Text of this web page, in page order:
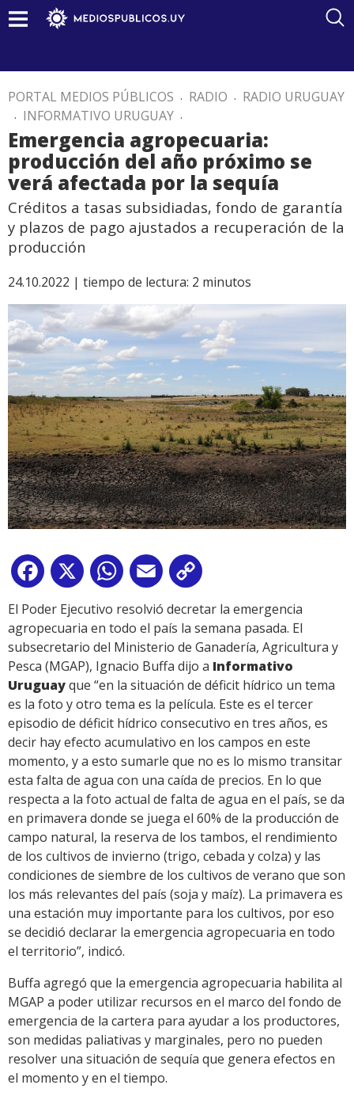
PORTAL MEDIOS PÚBLICOS . RADIO . RADIO URUGUAY
. INFORMATIVO URUGUAY .
Emergencia agropecuaria:
producción del año próximo se
verá afectada por la sequía
Créditos a tasas subsidiadas, fondo de garantía
y plazos de pago ajustados a recuperación de la
producción
24.10.2022 | tiempo de lectura: 2 minutos
Facebook
X WhatsApp
Email
Link
El Poder Ejecutivo resolvió decretar la emergencia
agropecuaria en todo el país la semana pasada. El
subsecretario del Ministerio de Ganadería, Agricultura y
Pesca (MGAP), Ignacio Buffa dijo a Informativo
Uruguayque “en la situación de déficit hídrico un tema
es la foto y otro tema es la película. Este es el tercer
episodio de déficit hídrico consecutivo en tres años, es
decir hay efecto acumulativo en los campos en este
momento, y a esto sumarle que no es lo mismo transitar
esta falta de agua con una caída de precios. En lo que
respecta a la foto actual de falta de agua en el país, se da
en primavera donde se juega el 60% de la producción de
campo natural, la reserva de los tambos, el rendimiento
de los cultivos de invierno (trigo, cebada y colza) y las
condiciones de siembre de los cultivos de verano que son
los más relevantes del país (soja y maíz). La primavera es
una estación muy importante para los cultivos, por eso
se decidió declarar la emergencia agropecuaria en todo
el territorio”, indicó.
Buffa agregó que la emergencia agropecuaria habilita al
MGAP a poder utilizar recursos en el marco del fondo de
emergencia de la cartera para ayudar a los productores,
son medidas paliativas y marginales, pero no pueden
resolver una situación de sequía que genera efectos en
el momento y en el tiempo.